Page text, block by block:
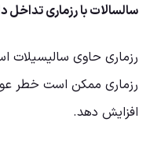
سالسالات با رزماری تداخل
رزماری حاوی سالیسیلات
رزماری ممکن است خطر
افزایش دهد.